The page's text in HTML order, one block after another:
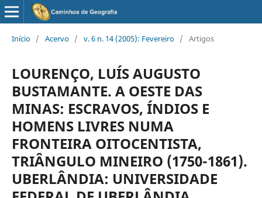
Início / Acervo / v. 6 n. 14 (2005): Fevereiro / Artigos
LOURENÇO, LUÍS AUGUSTO
BUSTAMANTE. A OESTE DAS
MINAS: ESCRAVOS, ÍNDIOS E
HOMENS LIVRES NUMA
FRONTEIRA OITOCENTISTA,
TRIÂNGULO MINEIRO (1750-1861).
UBERLÂNDIA: UNIVERSIDADE